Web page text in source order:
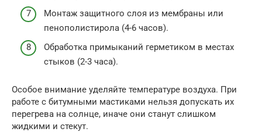
Монтаж защитного слоя из мембраны или
пенополистирола (4-6 часов).
Обработка примыканий герметиком в местах
стыков (2-3 часа).
Особое внимание уделяйте температуре воздуха. При
работе с битумными мастиками нельзя допускать их
перегрева на солнце, иначе они станут слишком
жидкими и стекут.